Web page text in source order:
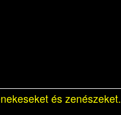
és zenészeket.